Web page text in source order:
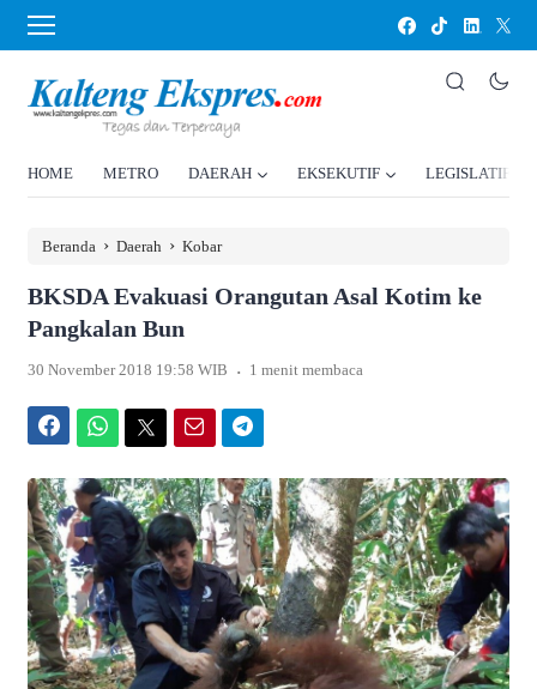
HOME METRO DAERAH EKSEKUTIF LEGISLATIF
Beranda › Daerah › Kobar
BKSDA Evakuasi Orangutan Asal Kotim ke
Pangkalan Bun
30 November 2018 19:58 WIB . 1 menit membaca